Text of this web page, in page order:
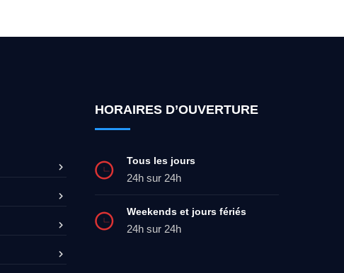
HORAIRES D’OUVERTURE
Tous les jours
24h sur 24h
Weekends et jours fériés
24h sur 24h